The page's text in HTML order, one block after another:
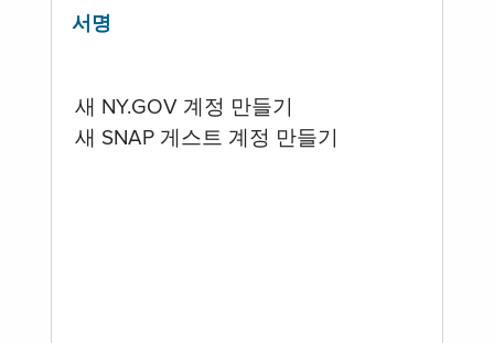
서명
새 NY.GOV 계정 만들기
새 SNAP 게스트 계정 만들기